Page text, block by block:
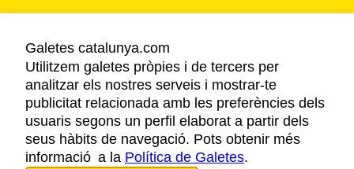
AVÍS LEGAL
POLÍTICA DE PRIVACITAT
COOKIES
ACCESSIBILITAT
Galetes catalunya.com
Utilitzem galetes pròpies i de tercers per
analitzar els nostres serveis i mostrar-te
publicitat relacionada amb les preferències dels
usuaris segons un perfil elaborat a partir dels
seus hàbits de navegació. Pots obtenir més
informació a la Política de Galetes.